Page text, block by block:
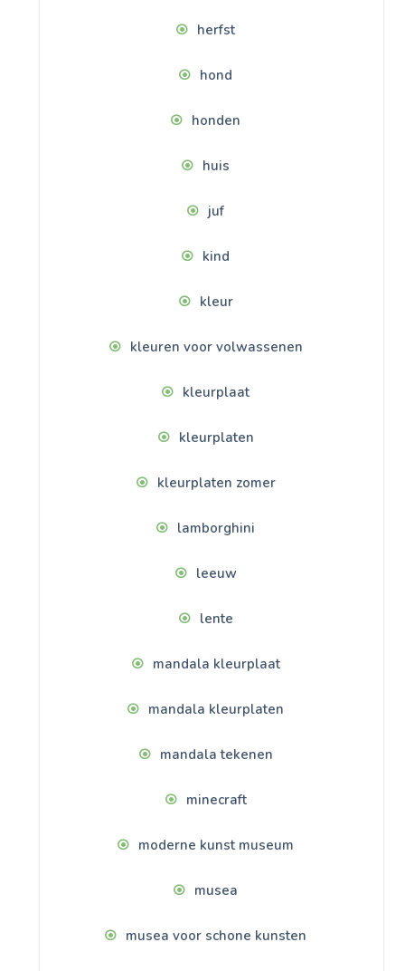
herfst
hond
honden
huis
juf
kind
kleur
kleuren voor volwassenen
kleurplaat
kleurplaten
kleurplaten zomer
lamborghini
leeuw
lente
mandala kleurplaat
mandala kleurplaten
mandala tekenen
minecraft
moderne kunst museum
musea
musea voor schone kunsten